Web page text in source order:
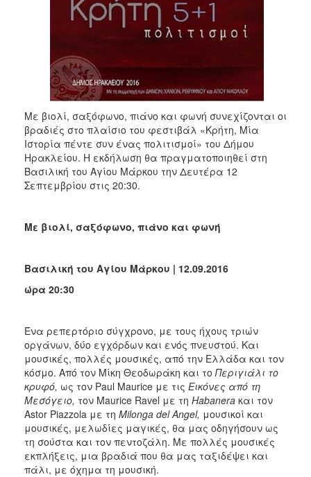
Με βιολί, σαξόφωνο, πιάνο και φωνή συνεχίζονται οι
βραδιές στο πλαίσιο του φεστιβάλ «Κρήτη, Μία
Ιστορία πέντε συν ένας πολιτισμοί» του Δήμου
Ηρακλείου. Η εκδήλωση θα πραγματοποιηθεί στη
Βασιλική του Αγίου Μάρκου την Δευτέρα 12
Σεπτεμβρίου στις 20:30.
Με βιολί, σαξόφωνο, πιάνο και φωνή
Βασιλική του Αγίου Μάρκου | 12.09.2016
ώρα 20:30
Ένα ρεπερτόριο σύγχρονο, με τους ήχους τριών
οργάνων, δύο εγχόρδων και ενός πνευστού. Και
μουσικές, πολλές μουσικές, από την Ελλάδα και τον
κόσμο. Από τον Μίκη Θεοδωράκη και το Περιγιάλι το
κρυφό, ως τον Paul Maurice με τις Εικόνες από τη
Μεσόγειο, τον Maurice Ravel με τη Habanera και τον
Astor Piazzola με τη Milonga del Angel, μουσικοί και
μουσικές, μελωδίες μαγικές, θα μας οδηγήσουν ως
τη σούστα και τον πεντοζάλη. Με πολλές μουσικές
εκπλήξεις, μια βραδιά που θα μας ταξιδέψει και
πάλι, με όχημα τη μουσική.